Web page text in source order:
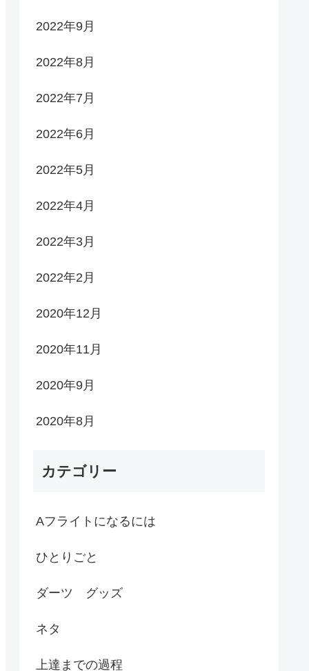
2022年9月
2022年8月
2022年7月
2022年6月
2022年5月
2022年4月
2022年3月
2022年2月
2020年12月
2020年11月
2020年9月
2020年8月
カテゴリー
Aフライトになるには
ひとりごと
ダーツ グッズ
ネタ
上達までの過程